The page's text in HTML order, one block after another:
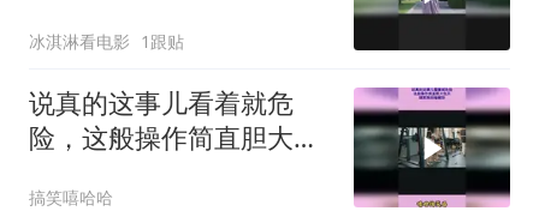
冰淇淋看电影 1跟贴
说真的这事儿看着就危
险，这般操作简直胆大包
搞笑嘻哈哈